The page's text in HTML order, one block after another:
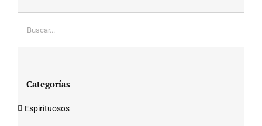
Categorías
Espirituosos